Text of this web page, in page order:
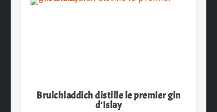
Bruichladdich distille le premier gin
d’Islay